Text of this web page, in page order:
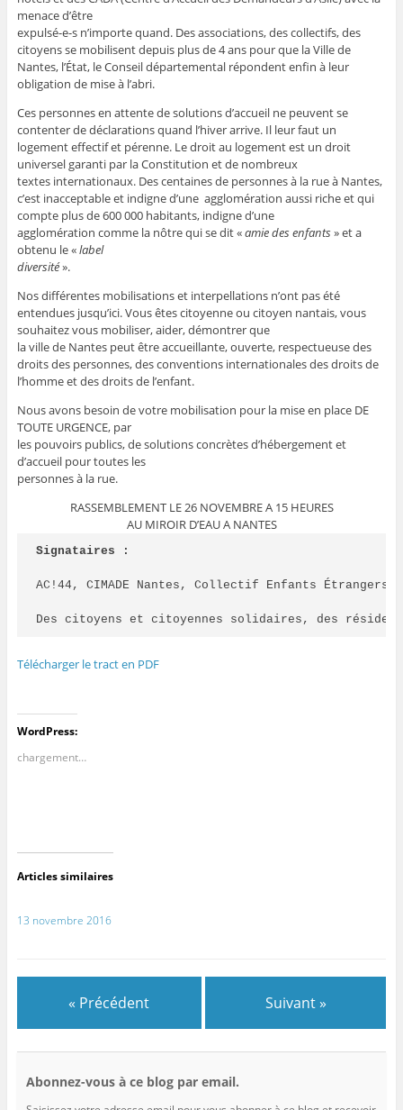
menace d’être
expulsé-e-s n’importe quand. Des associations, des collectifs, des
citoyens se mobilisent depuis plus de 4 ans pour que la Ville de
Nantes, l’État, le Conseil départemental répondent enfin à leur
obligation de mise à l’abri.
Ces personnes en attente de solutions d’accueil ne peuvent se
contenter de déclarations quand l’hiver arrive. Il leur faut un
logement effectif et pérenne. Le droit au logement est un droit
universel garanti par la Constitution et de nombreux
textes internationaux. Des centaines de personnes à la rue à Nantes,
c’est inacceptable et indigne d’une agglomération aussi riche et qui
compte plus de 600 000 habitants, indigne d’une
agglomération comme la nôtre qui se dit «amie des enfants» et a
obtenu le «label
diversité».
Nos différentes mobilisations et interpellations n’ont pas été
entendues jusqu’ici. Vous êtes citoyenne ou citoyen nantais, vous
souhaitez vous mobiliser, aider, démontrer que
la ville de Nantes peut être accueillante, ouverte, respectueuse des
droits des personnes, des conventions internationales des droits de
l’homme et des droits de l’enfant.
Nous avons besoin de votre mobilisation pour la mise en place DE
TOUTE URGENCE, par
les pouvoirs publics, de solutions concrètes d’hébergement et
d’accueil pour toutes les
personnes à la rue.
RASSEMBLEMENT LE 26 NOVEMBRE A 15 HEURES
AU MIROIR D’EAU A NANTES
Signataires :
AC!44, CIMADE Nantes, Collectif Enfants Étrangers
Des citoyens et citoyennes solidaires, des
Télécharger le tract en PDF
WordPress:
chargement…
Articles similaires
13 novembre 2016
« Précédent Suivant »
Abonnez-vous à ce blog par email.